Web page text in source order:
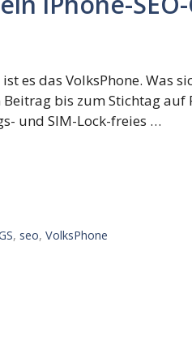
es das VolksPhone. Was
bis zum Stichtag auf
und SIM-Lock-freies …
,seo,VolksPhone